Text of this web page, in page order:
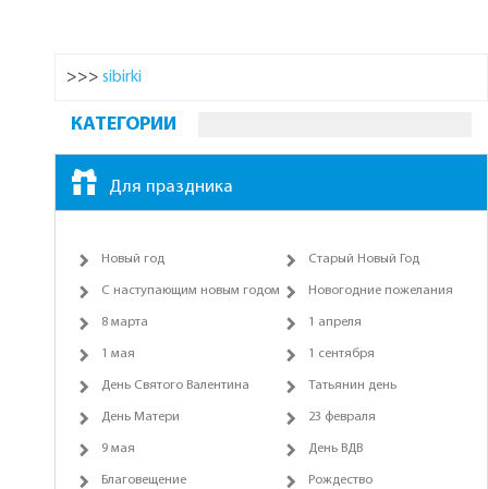
>>> sibirki
КАТЕГОРИИ
Для праздника
Новый год Старый Новый Год
С наступающим новым годом Новогодние пожелания
8 марта 1 апреля
1 мая 1 сентября
День Святого Валентина Татьянин день
День Матери 23 февраля
9 мая День ВДВ
Благовещение Рождество